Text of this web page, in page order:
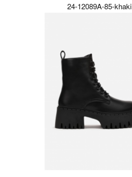
24-12089A-85-khaki